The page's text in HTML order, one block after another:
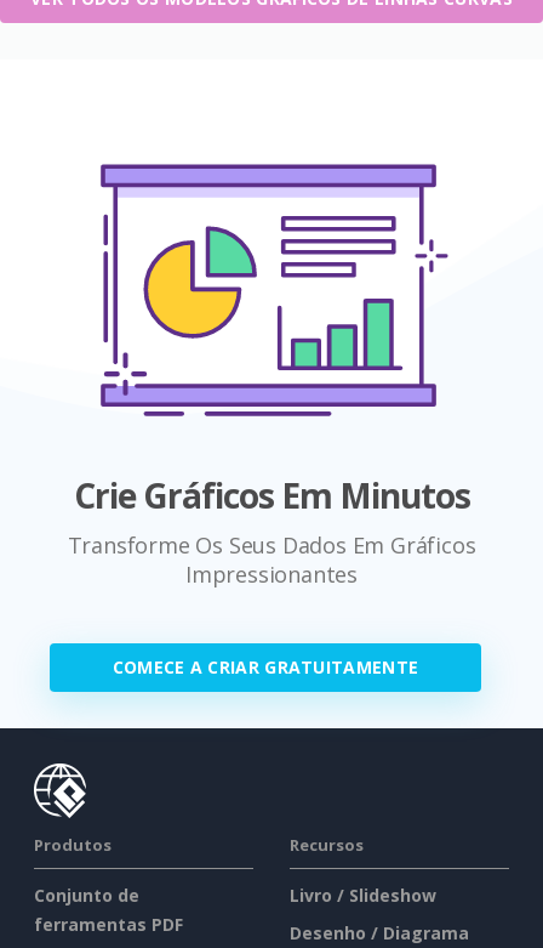
Crie Gráficos Em Minutos
Transforme Os Seus Dados Em Gráficos
Impressionantes
COMECE A CRIAR GRATUITAMENTE
Produtos
Conjunto de
ferramentas PDF
Recursos
Livro / Slideshow
Desenho / Diagrama